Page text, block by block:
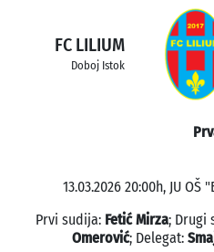
FC LILIUM
Doboj Istok
13.03.2026 20:00h, JU OŠ
Prvi sudija: Fetić Mirza; Drugi
Omerović; Delegat: